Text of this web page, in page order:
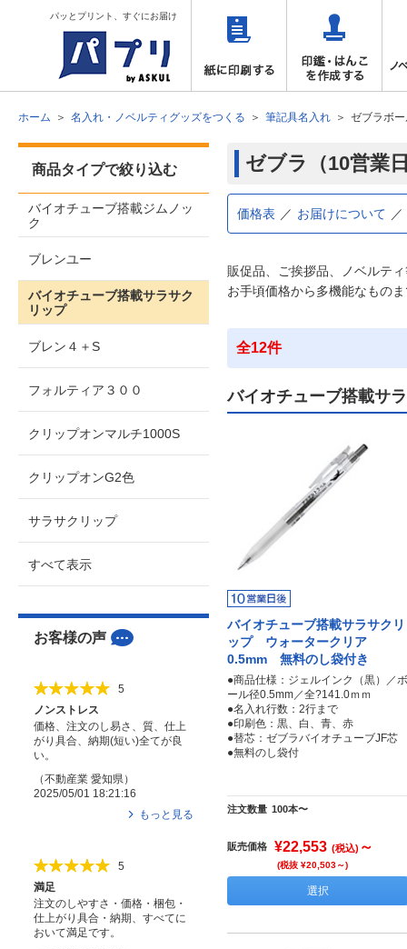
パッとプリント、すぐにお届け
ホーム 名入れ・ノベルティグッズをつくる 筆記具名入れ ゼブラボ
ゼブラ（10営業
価格表 お届けについて
販促品、ご挨拶品、ノベルテ
お手頃価格から多機能なもの
全12件
バイオチューブ搭載サ
バイオチューブ搭載サラサクリ
ップ ウォータークリア
0.5mm 無料のし袋付き
●商品仕様：ジェルインク（黒）／ボ
ール径0.5mm／全?141.0ｍｍ
●名入れ行数：2行まで
●印刷色：黒、白、青、赤
●替芯：ゼブラバイオチューブJF芯
●無料のし袋付
注文数量 100本〜
販売価格 ¥22,553 (税込) ～
(税抜 ¥20,503～)
選択
商品タイプで絞り込む
バイオチューブ搭載ジムノッ
ク
ブレンユー
バイオチューブ搭載サラサク
リップ
ブレン４＋S
フォルティア３００
クリップオンマルチ1000S
クリップオンG2色
サラサクリップ
すべて表示
お客様の声
5
ノンストレス
価格、注文のし易さ、質、仕上
がり具合、納期(短い)全てが良
い。
（不動産業 愛知県 ）
2025/05/01 18:21:16
もっと見る
5
満足
注文のしやすさ・価格・梱包・
仕上がり具合・納期、すべてに
おいて満足です。